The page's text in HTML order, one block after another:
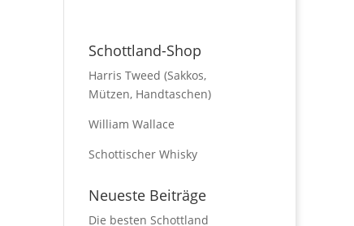
Schottland-Shop
Harris Tweed (Sakkos,
Mützen, Handtaschen)
William Wallace
Schottischer Whisky
Neueste Beiträge
Die besten Schottland